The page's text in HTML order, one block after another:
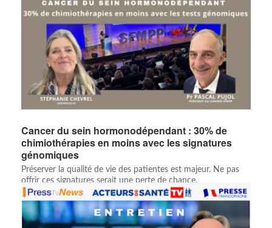
Cancer du sein hormonodépendant : 30% de
chimiothérapies en moins avec les signatures
génomiques
Préserver la qualité de vie des patientes est majeur. Ne pas
offrir ces signatures serait une perte de chance.